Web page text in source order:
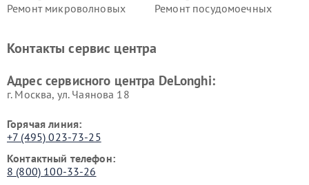
Ремонт микроволновых
Ремонт посудомоечных
DeLonghi
DeLonghi
Контакты сервис центра
Адрес сервисного центра DeLonghi:
г. Москва, ул. Чаянова 18
Горячая линия:
+7 (495) 023-73-25
Контактный телефон:
8 (800) 100-33-26